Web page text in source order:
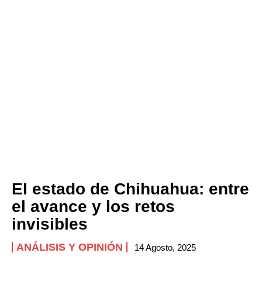
El estado de Chihuahua: entre
el avance y los retos
invisibles
ANÁLISIS Y OPINIÓN 14 Agosto, 2025